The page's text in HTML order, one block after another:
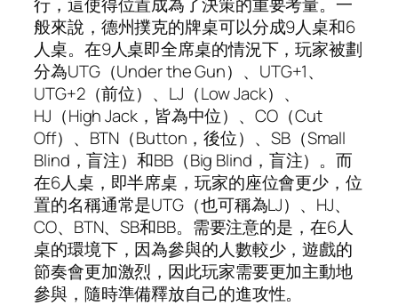
般來說，德州撲克的牌桌可以分成9人桌和6
人桌。在9人桌即全席桌的情況下，玩家被劃
分為UTG（Under the Gun）、UTG+1、
UTG+2（前位）、LJ（Low Jack）、
HJ（High Jack，皆為中位）、CO（Cut
Off）、BTN（Button，後位）、SB（Small
Blind，盲注）和BB（Big Blind，盲注）。而
在6人桌，即半席桌，玩家的座位會更少，位
置的名稱通常是UTG（也可稱為LJ）、HJ、
CO、BTN、SB和BB。需要注意的是，在6人
桌的環境下，因為參與的人數較少，遊戲的
節奏會更加激烈，因此玩家需要更加主動地
參與，隨時準備釋放自己的進攻性。